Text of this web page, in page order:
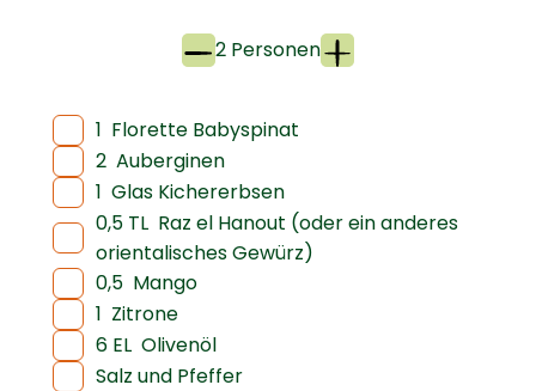
2 Personen
1 Florette Babyspinat
2 Auberginen
1 Glas Kichererbsen
0,5 TL Raz el Hanout (oder ein anderes
orientalisches Gewürz)
0,5 Mango
1 Zitrone
6 EL Olivenöl
Salz und Pfeffer